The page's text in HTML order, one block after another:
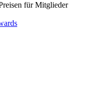
für Mitglieder